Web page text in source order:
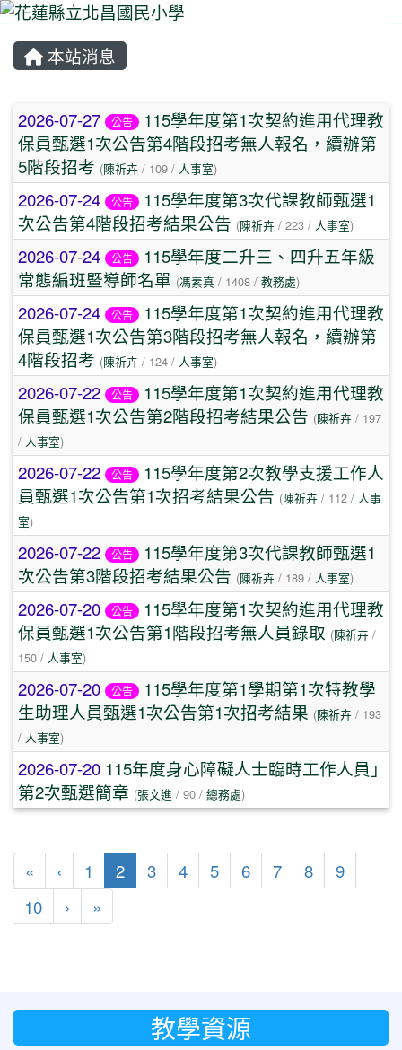
本站消息
文章列表
2026-07-27 公告
115學年度第1次契約進用代理教
保員甄選1次公告第4階段招考無人報名，續辦第
5階段招考 (陳祈卉 / 109 / 人事室)
2026-07-24 公告
115學年度第3次代課教師甄選1
次公告第4階段招考結果公告 (陳祈卉 / 223 / 人事室)
2026-07-24 公告
115學年度二升三、四升五年級
常態編班暨導師名單 (馮素真 / 1408 / 教務處)
2026-07-24 公告
115學年度第1次契約進用代理教
保員甄選1次公告第3階段招考無人報名，續辦第
4階段招考 (陳祈卉 / 124 / 人事室)
2026-07-22 公告
115學年度第1次契約進用代理教
保員甄選1次公告第2階段招考結果公告 (陳祈卉 / 197
/ 人事室)
2026-07-22 公告
115學年度第2次教學支援工作人
員甄選1次公告第1次招考結果公告 (陳祈卉 / 112 / 人事
室)
2026-07-22 公告
115學年度第3次代課教師甄選1
次公告第3階段招考結果公告 (陳祈卉 / 189 / 人事室)
2026-07-20 公告
115學年度第1次契約進用代理教
保員甄選1次公告第1階段招考無人員錄取 (陳祈卉 /
150 / 人事室)
2026-07-20 公告
115學年度第1學期第1次特教學
生助理人員甄選1次公告第1次招考結果 (陳祈卉 / 193
/ 人事室)
2026-07-20 115年度身心障礙人士臨時工作人員｣
第2次甄選簡章 (張文進 / 90 / 總務處)
« 第一頁
‹ 上一頁
1 2(目前頁次)
3 4 5 6 7 8
9
10
› 下一頁
»
教學資源